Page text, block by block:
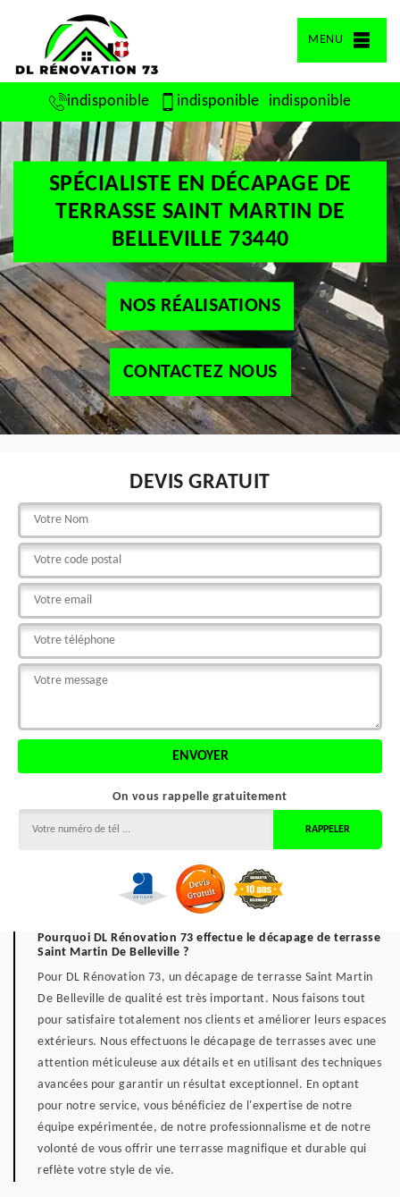
MENU
indisponible indisponible indisponible
SPÉCIALISTE EN DÉCAPAGE DE
TERRASSE SAINT MARTIN DE
BELLEVILLE 73440
NOS RÉALISATIONS
CONTACTEZ NOUS
DEVIS GRATUIT
On vous rappelle gratuitement
Pourquoi DL Rénovation 73 effectue le décapage de terrasse
Saint Martin De Belleville ?
Pour DL Rénovation 73, un décapage de terrasse Saint Martin
De Belleville de qualité est très important. Nous faisons tout
pour satisfaire totalement nos clients et améliorer leurs espaces
extérieurs. Nous effectuons le décapage de terrasses avec une
attention méticuleuse aux détails et en utilisant des techniques
avancées pour garantir un résultat exceptionnel. En optant
pour notre service, vous bénéficiez de l'expertise de notre
équipe expérimentée, de notre professionnalisme et de notre
volonté de vous offrir une terrasse magnifique et durable qui
reflète votre style de vie.